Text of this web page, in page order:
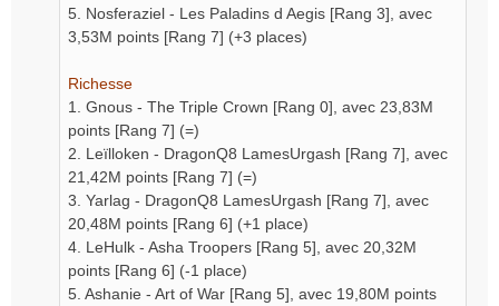
5. Nosferaziel - Les Paladins d Aegis [Rang 3], avec
3,53M points [Rang 7] (+3 places)
Richesse
1. Gnous - The Triple Crown [Rang 0], avec 23,83M
points [Rang 7] (=)
2. Leïlloken - DragonQ8 LamesUrgash [Rang 7], avec
21,42M points [Rang 7] (=)
3. Yarlag - DragonQ8 LamesUrgash [Rang 7], avec
20,48M points [Rang 6] (+1 place)
4. LeHulk - Asha Troopers [Rang 5], avec 20,32M
points [Rang 6] (-1 place)
5. Ashanie - Art of War [Rang 5], avec 19,80M points